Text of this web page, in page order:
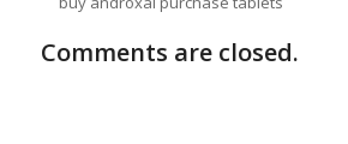
Comments are closed.